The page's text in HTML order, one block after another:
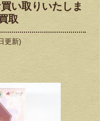
い取りいたしま
取
更新)